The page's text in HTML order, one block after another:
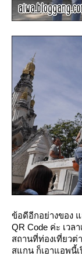
ข้อดีอีกอย่างของ
QR Code ค่ะ เวลา
สถานที่ท่องเที่ยวต่
สแกน ก็เอาแอพนี้